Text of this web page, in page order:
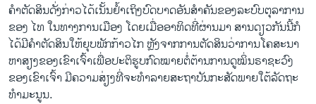
ຄຳ​ຕັດ​ສິນ​ດັ່ງ​ກ່າວ​ໄດ້​ເນັ້ນ​ຢ້ຳ​ເຖິງ​ບົດ​ບາດ​ອັນ​ສຳ​ຄັນ​ຂອງ​ລະ​ບົບ​ຕຸ​ລາ​ການ​
ຂອງ ໄທ ໃນ​ທາງ​ການ​ເມືອງ ໂດຍ​ເມື່ອ​ອາ​ທິດ​ທີ່​ຜ່ານ​ມາ ສານ​ດຽວ​ກັນ​ນີ້​ກໍ
ໄດ້​ມີ​ຄຳ​ຕັດ​ສິນໃຫ້​ຍຸບ​ພັກ​ກ້າວ​ໄກ ຫຼັງ​ຈາກ​ການ​ຕັດ​ສິນ​ວ່າການ​ໂຄ​ສະ​ນາ​
ຫາ​ສຽງ​ຂອງ​ເຂົາ​ເຈົ້າ​ເພື່ອ​ປະ​ຕິ​ຮູບ​ກົດ​ໝາຍ​ຕໍ່​ຕ້ານ​ການ​ດູ​ໝິ່ນ​ຣາ​ຊະ​ວົງ​
ຂອງ​ເຂົາ​ເຈົ້າ ມີ​ຄວາມ​ສ່ຽງ​ທີ່​ຈະ​ທຳ​ລາຍສະ​ຖາ​ບັນ​ກະ​ສັດ​ພາຍ​ໃຕ້​ລັດ​ຖະ​
ທຳ​ມະ​ນູນ.